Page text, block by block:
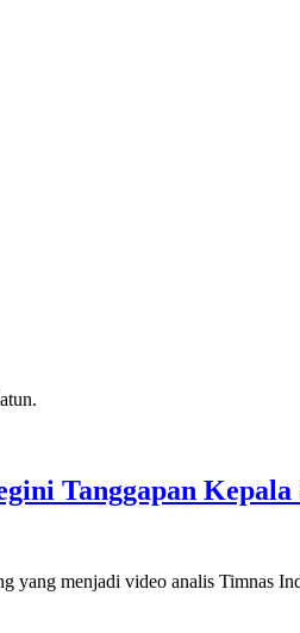
Tanggapan